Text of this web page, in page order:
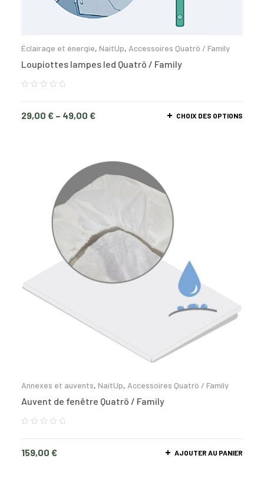
Éclairage et énergie, NaitUp, Accessoires Quatrö / Family
Loupiottes lampes led Quatrö / Family
29,00 € – 49,00 € CHOIX DES OPTIONS
Annexes et auvents, NaitUp, Accessoires Quatrö / Family
Auvent de fenêtre Quatrö / Family
159,00 € AJOUTER AU PANIER